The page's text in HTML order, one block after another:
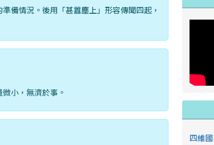
備情況。後用「甚囂塵上」形容傳聞四起，
小，無濟於事。
四維